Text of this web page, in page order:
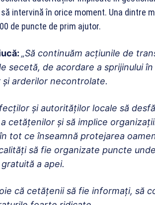
intervină în orice moment. Una dintre
de puncte de prim ajutor.
„Să continuăm acțiunile de
secetă, de acordare a sprijinului
și arderilor necontrolate.
și autorităților locale să
cetățenilor și să implice
tot ce înseamnă protejarea
să fie organizate puncte
a apei.
că cetățenii să fie informați, să